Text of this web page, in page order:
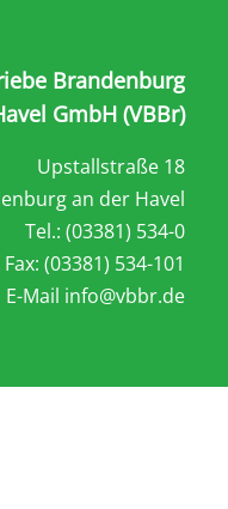
Brandenburg
GmbH (VBBr)
Upstallstraße 18
an der Havel
Tel.: (03381) 534-0
Fax: (03381) 534-101
E-Mail info@vbbr.de